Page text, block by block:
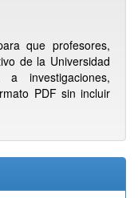
que profesores,
de la Universidad
investigaciones,
PDF sin incluir